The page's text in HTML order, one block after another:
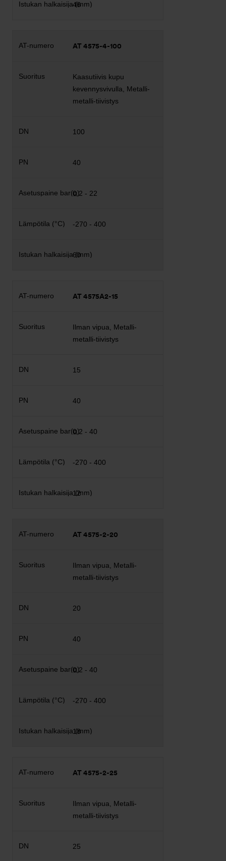
46
AT 4575-4-100
Kaasutiivis kupu
kevennysvivulla, Metalli-
metalli-tiivistys
100
40
0,2 - 22
-270 - 400
60
AT 4575A2-15
Ilman vipua, Metalli-
metalli-tiivistys
15
40
0,2 - 40
-270 - 400
12
AT 4575-2-20
Ilman vipua, Metalli-
metalli-tiivistys
20
40
0,2 - 40
-270 - 400
18
AT 4575-2-25
Ilman vipua, Metalli-
metalli-tiivistys
25